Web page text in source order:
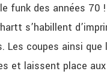
funk des années 70
s’habillent
Les coupes ainsi que
et laissent place